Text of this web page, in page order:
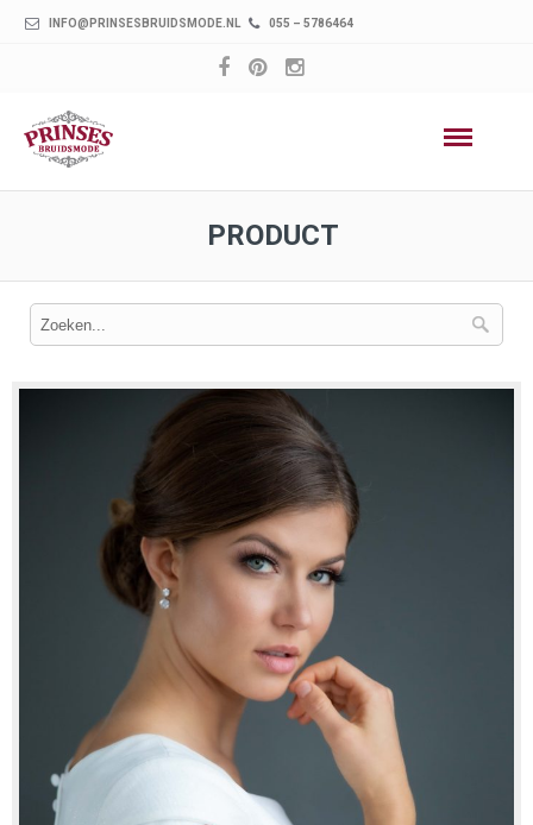
INFO@PRINSESBRUIDSMODE.NL 055 – 5786464
PRODUCT